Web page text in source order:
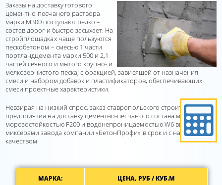
Заказы на доставку готового
цементно-песчаного раствора
марки М300 поступают редко –
состав дорог и быстро засыхает. На
стройплощадках чаще пользуются
пескобетоном – смесью 1 части
портландцемента марки 500 и 2,1
частей сеяного и мытого крупно- и
мелкозернистого песка, с фракцией, зависящей от назначения
смеси и набором добавок и пластификаторов, обеспечивающих
смеси проектные характеристики.
Невзирая на низкий спрос, заказ ставропольского строительного
предприятия на доставку цементно-песчаного состава марки 300,
морозостойкостью F200 и водонепроницаемостью W6 выполняется
миксерами завода компании «БетонПрофи» в срок и с надлежащим
качеством.
МАРКА: ЦЕНА, РУБ / КУБ.М